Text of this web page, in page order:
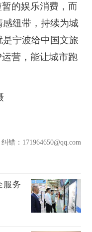
的娱乐消费，而
纽带，持续为城
宁波给中国文旅
营，能让城市跑
纠错：171964650@qq.com
服务